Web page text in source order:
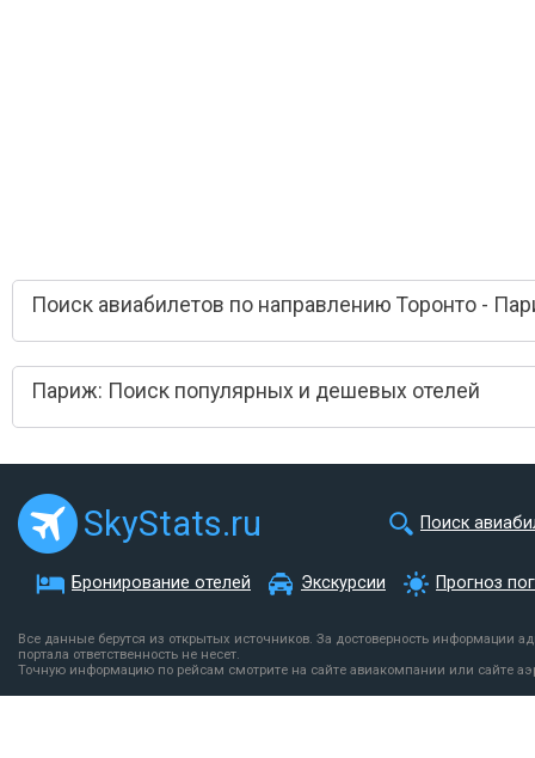
Поиск авиабилетов по направлению Торонто -
Париж: Поиск популярных и дешевых отелей
SkyStats.ru Поиск
Бронирование отелей Экскурсии Прогноз
Все данные берутся из открытых источников. За достоверность информации
портала ответственность не несет.
Точную информацию по рейсам смотрите на сайте авиакомпании или сайте